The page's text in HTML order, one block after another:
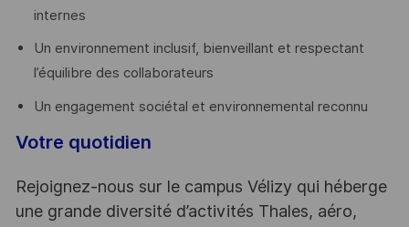
internes
Un environnement inclusif, bienveillant et respectant
l’équilibre des collaborateurs
Un engagement sociétal et environnemental reconnu
Votre quotidien
Rejoignez-nous sur le campus Vélizy qui héberge
une grande diversité d’activités Thales, aéro,